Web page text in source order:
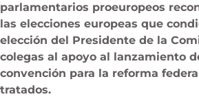
parlamentarios proeuropeos
las elecciones europeas que
elección del Presidente de la
colegas al apoyo al lanzamiento
convención para la reforma
tratados.